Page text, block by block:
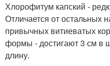
Хлорофитум капский -
Отличается от остальных
привычных витиеватых
формы - достигают 3 см в
длину.